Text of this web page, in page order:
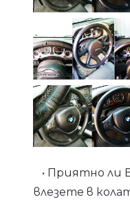
• Приятно ли
влезете в